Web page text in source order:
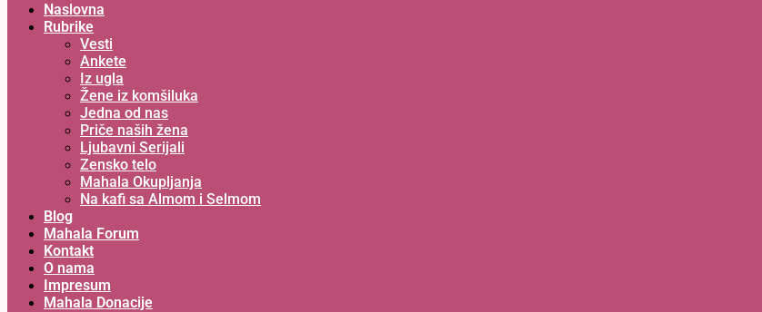
Naslovna
Rubrike
Vesti
Ankete
Iz ugla
Žene iz komšiluka
Jedna od nas
Priče naših žena
Ljubavni Serijali
Zensko telo
Mahala Okupljanja
Na kafi sa Almom i Selmom
Blog
Mahala Forum
Kontakt
O nama
Impresum
Mahala Donacije